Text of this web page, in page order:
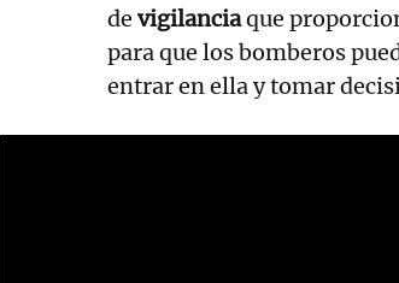
de vigilanciaque
para que los bomberos
entrar en ella y tomar